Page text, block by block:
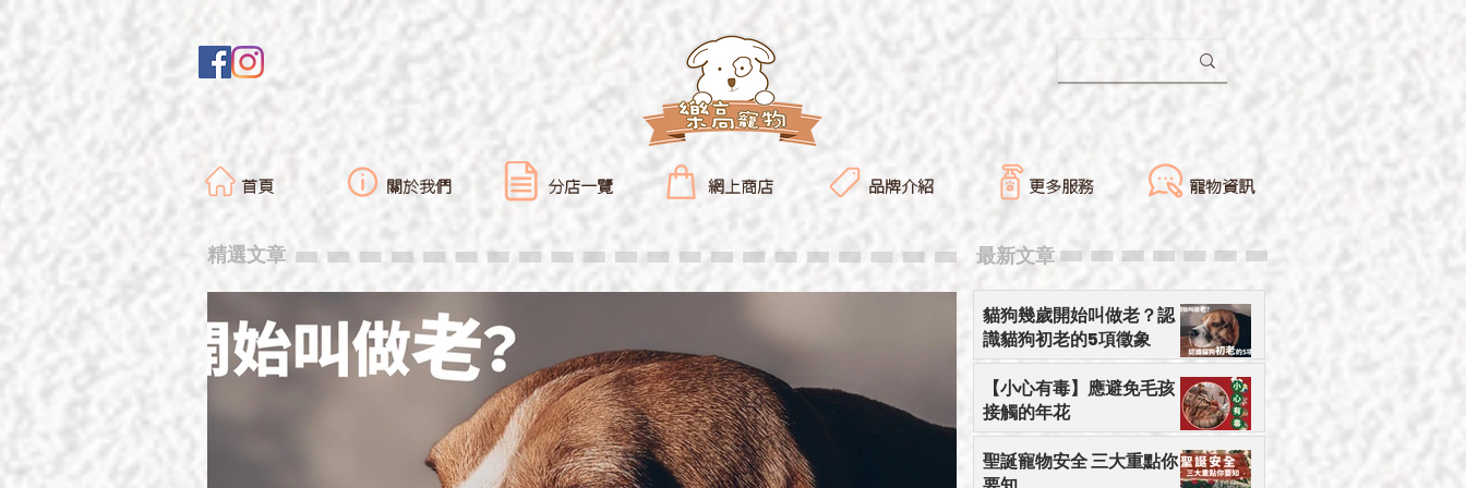
首頁 關於我們 分店一覽 網上商店 品牌介紹 更多服務 寵物資訊
精選文章 ​最新文章
貓狗幾歲開始叫做老？認
識貓狗初老的5項徵象
【小心有毒】應避免毛孩
接觸的年花
聖誕寵物安全 三大重點你